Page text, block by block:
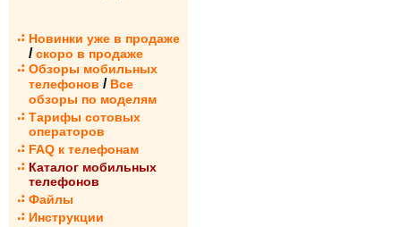
Новинки уже в продаже
/ скоро в продаже
Обзоры мобильных
телефонов / Все
обзоры по моделям
Тарифы сотовых
операторов
FAQ к телефонам
Каталог мобильных
телефонов
Файлы
Инструкции